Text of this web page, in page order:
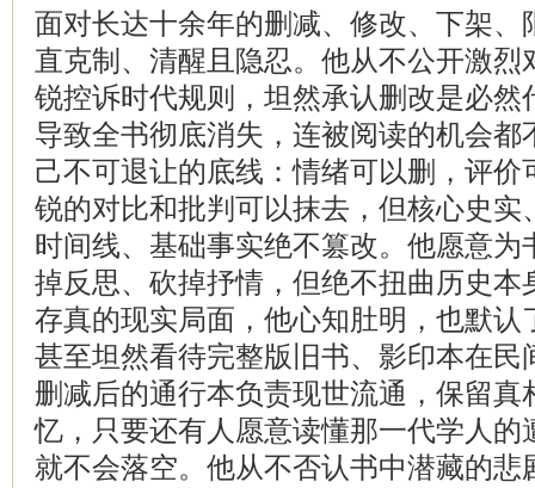
面对长达十余年的删减、修改、下架、
直克制、清醒且隐忍。他从不公开激
锐控诉时代规则，坦然承认删改是必然
导致全书彻底消失，连被阅读的机会
己不可退让的底线：情绪可以删，评
锐的对比和批判可以抹去，但核心史实
时间线、基础事实绝不篡改。他愿意
掉反思、砍掉抒情，但绝不扭曲历史本
存真的现实局面，他心知肚明，也默认
甚至坦然看待完整版旧书、影印本在民
删减后的通行本负责现世流通，保留
忆，只要还有人愿意读懂那一代学人的
就不会落空。他从不否认书中潜藏的